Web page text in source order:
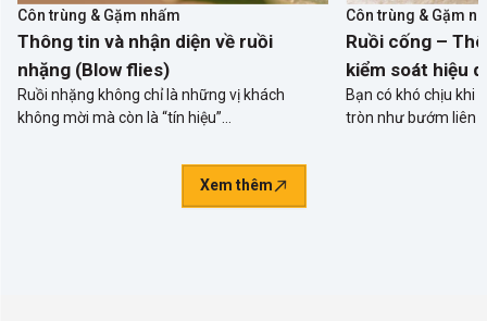
Côn trùng & Gặm nhấm
Thông tin và nhận diện về ruồi
nhặng (Blow flies)
Ruồi nhặng không chỉ là những vị khách
không mời mà còn là “tín hiệu”…
Côn trùng & Gặm
Ruồi cống –
kiểm soát hiệu
Bạn có khó chịu khi
tròn như bướm liên
Xem thêm